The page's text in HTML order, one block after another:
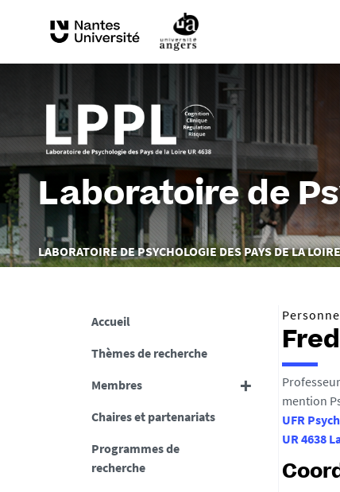
Laboratoire de
Vous
êtes
LABORATOIRE DE PSYCHOLOGIE DES PAYS DE LA
Accueil
Thèmes de recherche
Membres
Chaires et partenariats
Programmes de
recherche
mention
UFR
UR 4638